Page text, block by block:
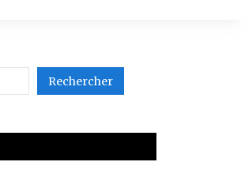
Rechercher